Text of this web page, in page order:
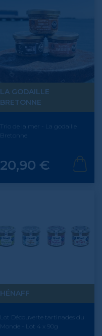
LA GODAILLE
BRETONNE
Trio de la mer - La godaille
Bretonne
Prix
20,90 €
HÉNAFF
Lot Découverte tartinades du
Monde - Lot 4 x 90g